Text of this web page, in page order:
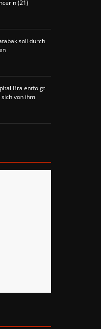
(21)
soll durch
Bra entfolgt
von ihm